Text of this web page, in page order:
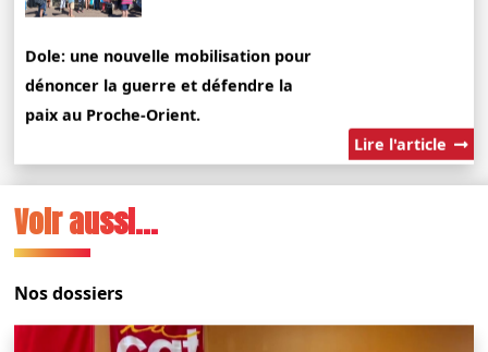
Dole: une nouvelle mobilisation pour
dénoncer la guerre et défendre la
paix au Proche-Orient.
Lire l'article
Voir aussi...
Nos dossiers